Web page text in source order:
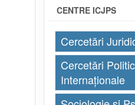
CENTRE ICJPS
Cercetări
Cercetări
Internaționale